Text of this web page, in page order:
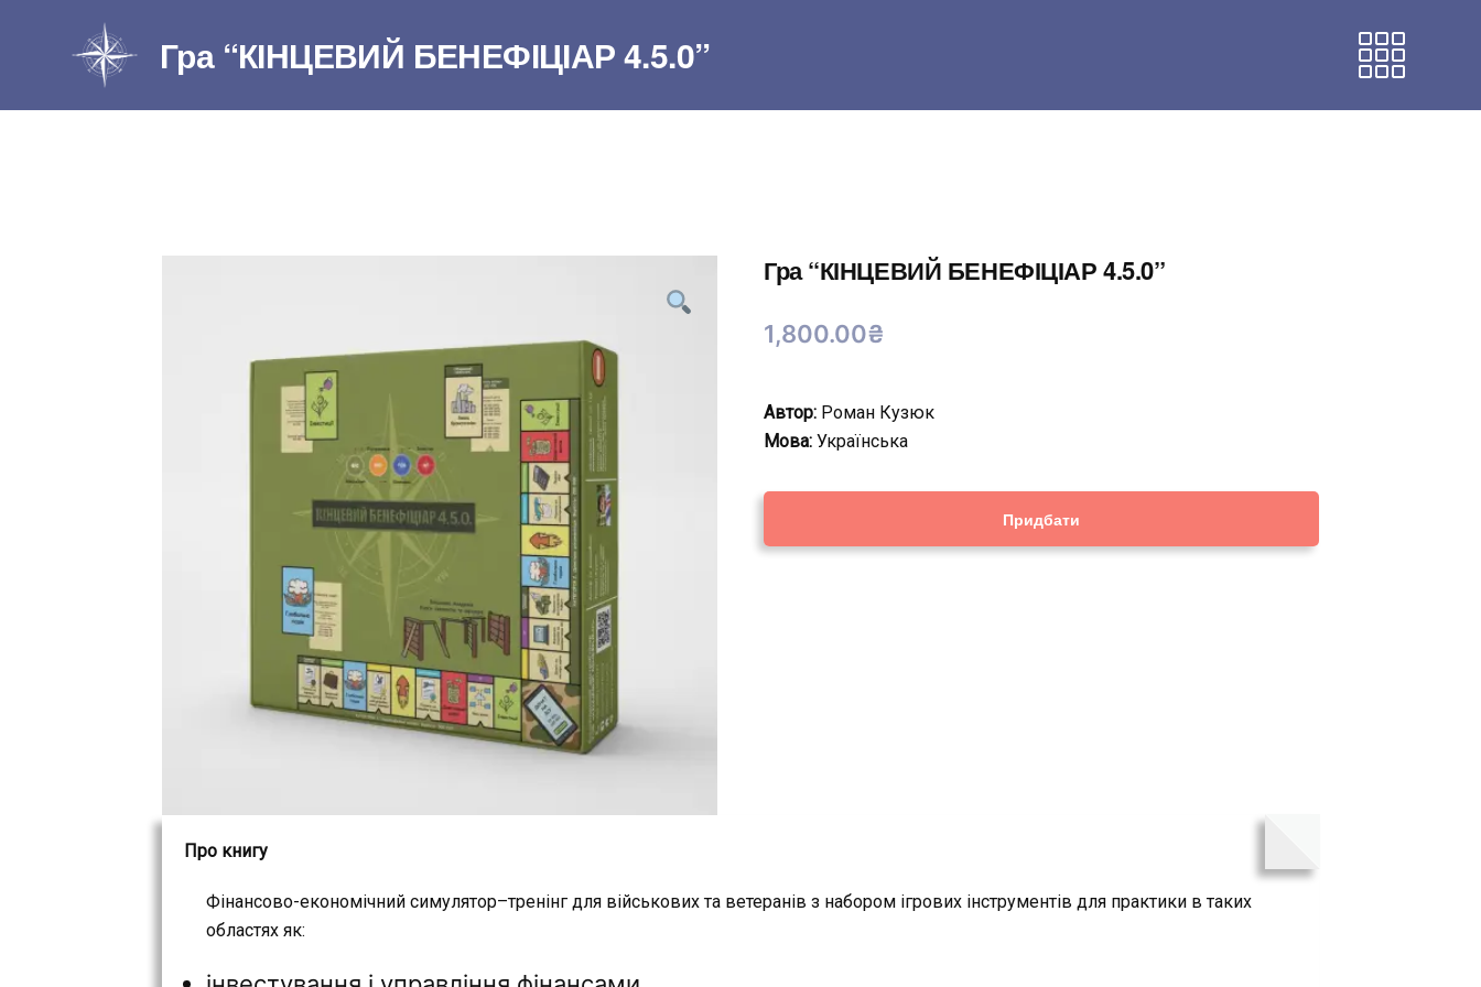
вмісту
Гра “КІНЦЕВИЙ БЕНЕФІЦІАР 4.5.0”
Гра “КІНЦЕВИЙ БЕНЕФІЦІАР 4.5.0”
1,800.00₴
Автор: Роман Кузюк
Мова: Українська
Придбати
Про книгу
Фінансово-економічний симулятор–тренінг для військових та ветеранів з набором ігрових інструментів для практики в таких
областях як: